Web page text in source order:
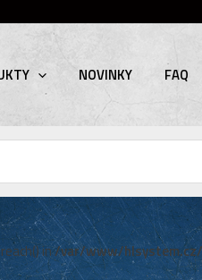
NOVINKY FAQ
in/var/www/